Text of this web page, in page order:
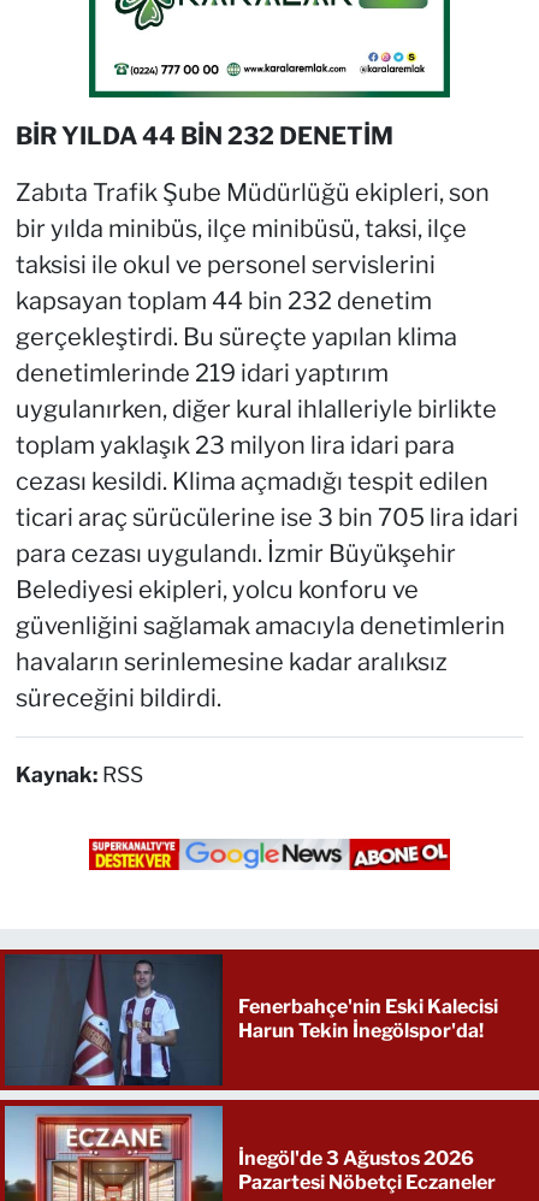
BİR YILDA 44 BİN 232 DENETİM
Zabıta Trafik Şube Müdürlüğü ekipleri, son
bir yılda minibüs, ilçe minibüsü, taksi, ilçe
taksisi ile okul ve personel servislerini
kapsayan toplam 44 bin 232 denetim
gerçekleştirdi. Bu süreçte yapılan klima
denetimlerinde 219 idari yaptırım
uygulanırken, diğer kural ihlalleriyle birlikte
toplam yaklaşık 23 milyon lira idari para
cezası kesildi. Klima açmadığı tespit edilen
ticari araç sürücülerine ise 3 bin 705 lira idari
para cezası uygulandı. İzmir Büyükşehir
Belediyesi ekipleri, yolcu konforu ve
güvenliğini sağlamak amacıyla denetimlerin
havaların serinlemesine kadar aralıksız
süreceğini bildirdi.
Kaynak: RSS
Fenerbahçe'nin Eski Kalecisi
Harun Tekin İnegölspor'da!
İnegöl'de 3 Ağustos 2026
Pazartesi Nöbetçi Eczaneler